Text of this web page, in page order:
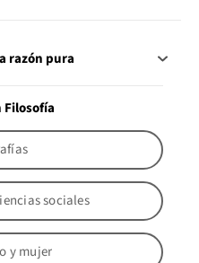
razón pura
Filosofía
sociales
y mujer